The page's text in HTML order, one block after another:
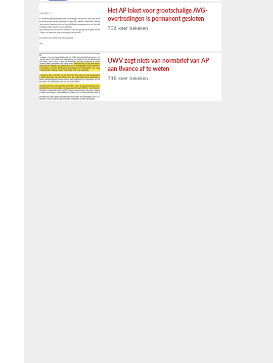
Het AP loket voor grootschalige AVG-
overtredingen is permanent gesloten
736 keer bekeken
UWV zegt niets van normbrief van AP
aan 8vance af te weten
718 keer bekeken